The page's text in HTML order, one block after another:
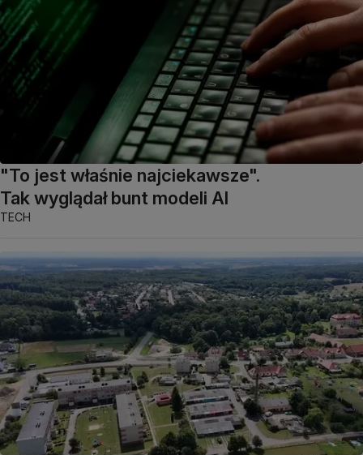
"To jest właśnie najciekawsze".
Tak wyglądał bunt modeli AI
TECH